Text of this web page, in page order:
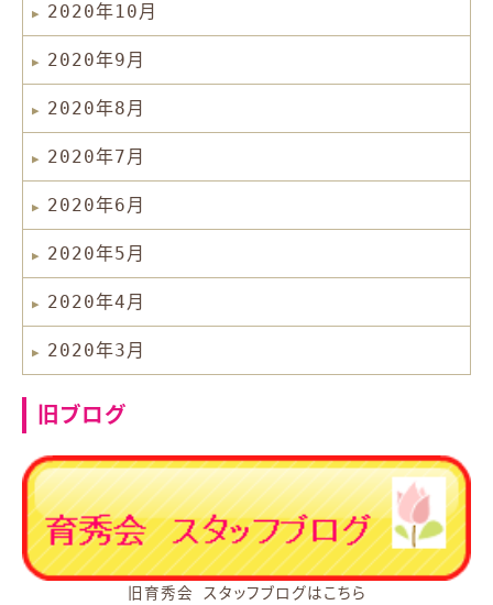
2020年10月
2020年9月
2020年8月
2020年7月
2020年6月
2020年5月
2020年4月
2020年3月
旧ブログ
旧育秀会 スタッフブログはこちら